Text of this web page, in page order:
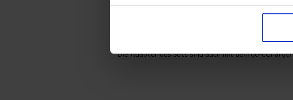
Die Adapter des Sets sind auch mit dem go-